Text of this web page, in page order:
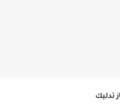
تدليك